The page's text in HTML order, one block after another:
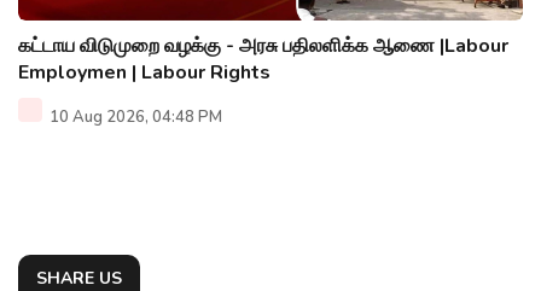
கட்டாய விடுமுறை வழக்கு - அரசு பதிலளிக்க ஆணை |Labour
Employmen | Labour Rights
10 Aug 2026, 04:48 PM
SHARE US